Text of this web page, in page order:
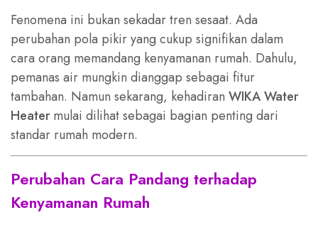
Fenomena ini bukan sekadar tren sesaat. Ada
perubahan pola pikir yang cukup signifikan dalam
cara orang memandang kenyamanan rumah. Dahulu,
pemanas air mungkin dianggap sebagai fitur
tambahan. Namun sekarang, kehadiran WIKA Water
Heatermulai dilihat sebagai bagian penting dari
standar rumah modern.
Perubahan Cara Pandang terhadap
Kenyamanan Rumah